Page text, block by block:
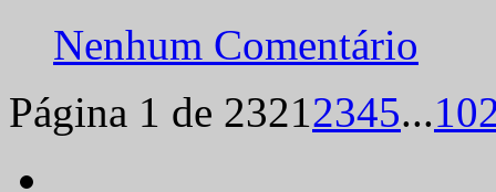
Nenhum Comentário
Página 1 de 23212345...10